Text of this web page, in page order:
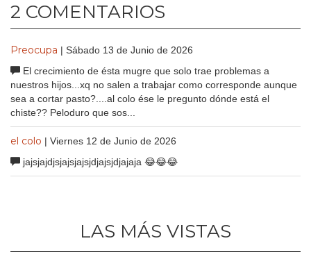
2 COMENTARIOS
Preocupa | Sábado 13 de Junio de 2026
El crecimiento de ésta mugre que solo trae problemas a
nuestros hijos...xq no salen a trabajar como corresponde aunque
sea a cortar pasto?....al colo ése le pregunto dónde está el
chiste?? Peloduro que sos...
el colo | Viernes 12 de Junio de 2026
jajsjajdjsjajsjajsjdjajsjdjajaja 😂😂😂
LAS MÁS VISTAS